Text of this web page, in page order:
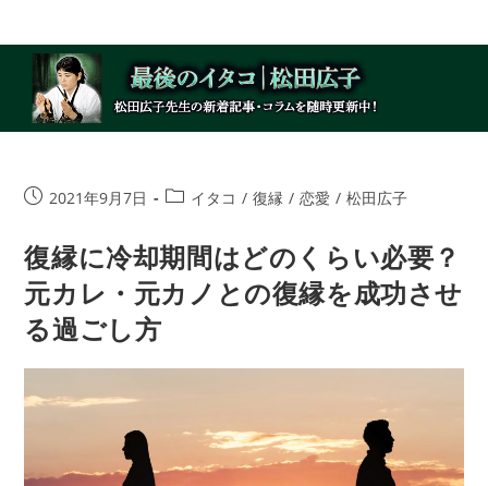
ン
投
公
開
日:
2021年9月7日
投
カ
テ
ゴ
リ
イタコ / 復縁 / 恋愛 / 松田広子
復縁に冷却期間はどのくらい必要？
元カレ・元カノとの復縁を成功させ
る過ごし方